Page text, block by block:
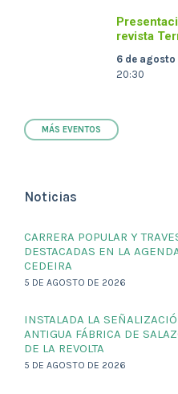
revista
6 de
20:30
MÁS EVENTOS
Noticias
CARRERA POPULAR Y
DESTACADAS EN LA
CEDEIRA
5 DE AGOSTO DE 2026
INSTALADA LA
ANTIGUA FÁBRICA DE
DE LA REVOLTA
5 DE AGOSTO DE 2026